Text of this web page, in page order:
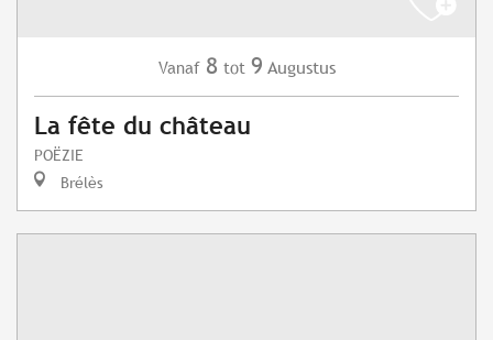
Vanaf 8 tot 9 Augustus
La fête du château
POËZIE
Brélès